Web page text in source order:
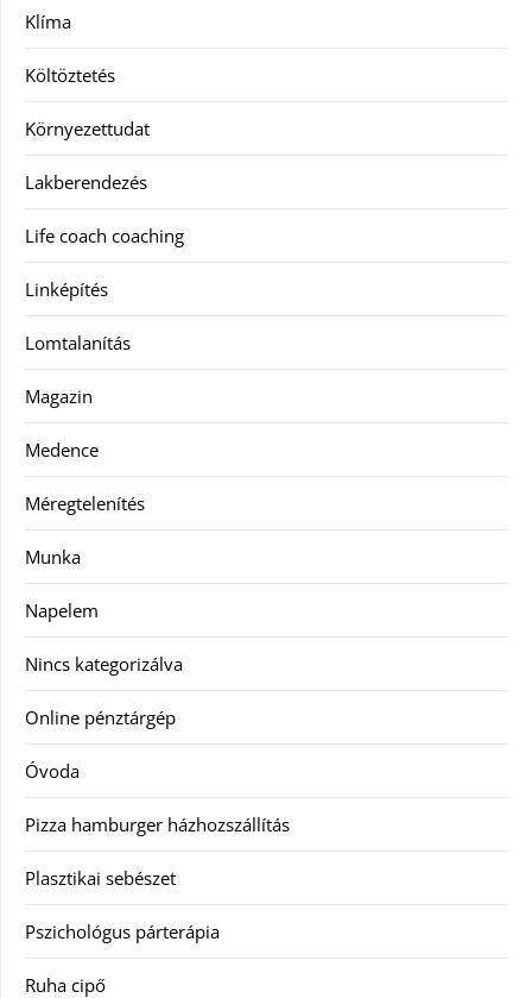
Klíma
Költöztetés
Környezettudat
Lakberendezés
Life coach coaching
Linképítés
Lomtalanítás
Magazin
Medence
Méregtelenítés
Munka
Napelem
Nincs kategorizálva
Online pénztárgép
Óvoda
Pizza hamburger házhozszállítás
Plasztikai sebészet
Pszichológus párterápia
Ruha cipő